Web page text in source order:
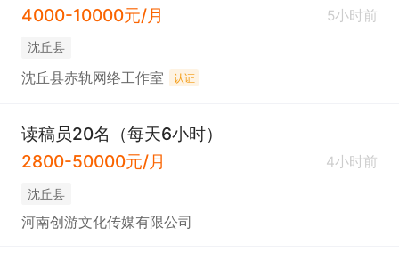
4000-10000元/月
5小时前
沈丘县
沈丘县赤轨网络工作室 认证
读稿员20名（每天6小时）
2800-50000元/月
4小时前
沈丘县
河南创游文化传媒有限公司